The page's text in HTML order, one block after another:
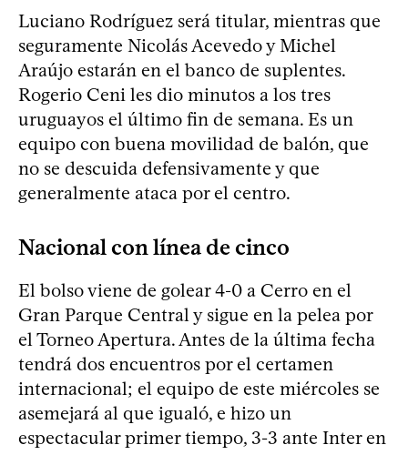
Luciano Rodríguez será titular, mientras que
seguramente Nicolás Acevedo y Michel
Araújo estarán en el banco de suplentes.
Rogerio Ceni les dio minutos a los tres
uruguayos el último fin de semana. Es un
equipo con buena movilidad de balón, que
no se descuida defensivamente y que
generalmente ataca por el centro.
Nacional con línea de cinco
El bolso viene de golear 4-0 a Cerro en el
Gran Parque Central y sigue en la pelea por
el Torneo Apertura. Antes de la última fecha
tendrá dos encuentros por el certamen
internacional; el equipo de este miércoles se
asemejará al que igualó, e hizo un
espectacular primer tiempo, 3-3 ante Inter en